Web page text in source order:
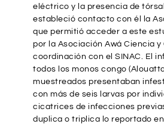
eléctrico y la presencia de
estableció contacto con él la
que permitió acceder a este
por la Asociación Awá Ciencia y
coordinación con el SINAC. El
todos los monos congo
muestreados presentaban
con más de seis larvas por
cicatrices de infecciones
duplica o triplica lo reportado